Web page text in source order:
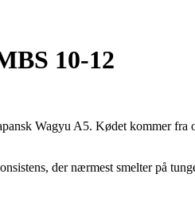
10-12
Wagyu A5. Kødet kommer fra
der nærmest smelter på